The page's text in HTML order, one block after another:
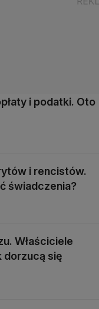
i podatki. Oto
i rencistów.
świadczenia?
Właściciele
dorzucą się